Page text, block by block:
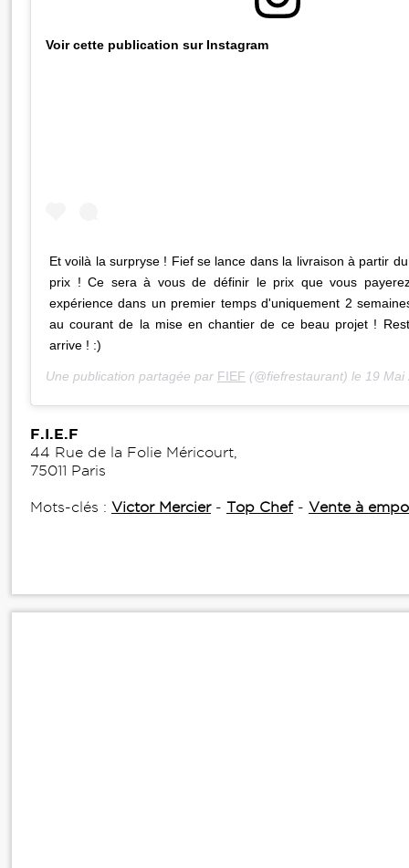
Voir cette publication sur Instagram
Et voilà la surpryse ! Fief se lance dans la livraison à partir
prix ! Ce sera à vous de définir le prix que vous
expérience dans un premier temps d'uniquement 2
au courant de la mise en chantier de ce beau projet !
arrive ! :)
Une publication partagée par FIEF (@fiefrestaurant) le 19 Mai
F.I.E.F
44 Rue de la Folie Méricourt,
75011 Paris
Mots-clés : Victor Mercier- Top Chef- Vente à